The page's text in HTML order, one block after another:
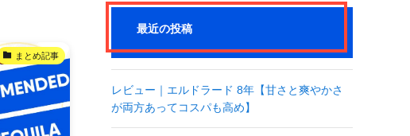
まとめ記事
最近の投稿
レビュー｜エルドラード 8年【甘さと爽やかさ
が両方あってコスパも高め】